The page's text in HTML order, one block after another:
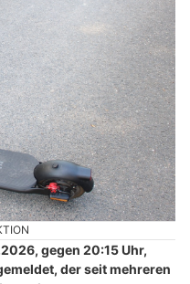
gegen 20:15 Uhr,
der seit mehreren